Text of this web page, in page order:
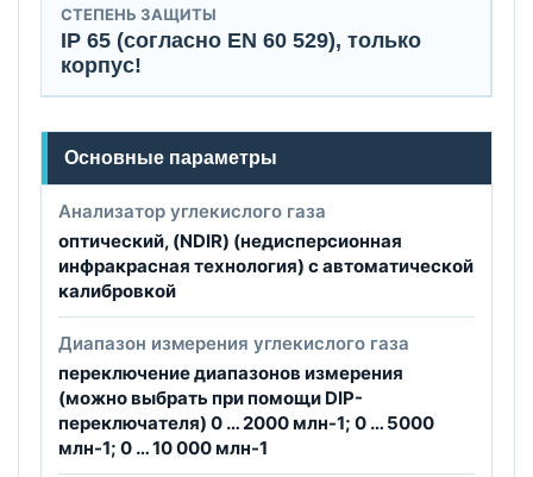
СТЕПЕНЬ ЗАЩИТЫ
IP 65 (согласно EN 60 529), только
корпус!
Основные параметры
Анализатор углекислого газа
оптический, (NDIR) (недисперсионная
инфракрасная технология) с автоматической
калибровкой
Диапазон измерения углекислого газа
переключение диапазонов измерения
(можно выбрать при помощи DIP-
переключателя) 0 … 2000 млн-1; 0 … 5000
млн-1; 0 … 10 000 млн-1